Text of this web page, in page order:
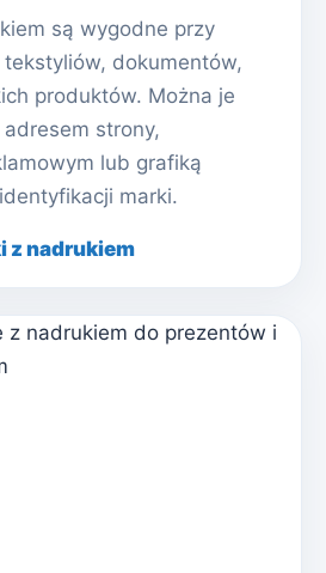
są wygodne przy
tekstyliów, dokumentów,
produktów. Można je
strony,
lub grafiką
marki.
z nadrukiem